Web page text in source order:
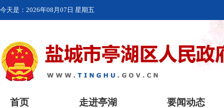
今天是： 2026年08月07日 星期五
首页 走进亭湖 要闻动态